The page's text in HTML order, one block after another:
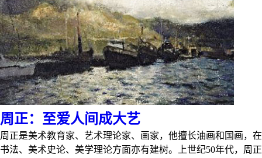
周正：至爱人间成大艺
周正是美术教育家、艺术理论家、画家，他擅长油画和国画，在
书法、美术史论、美学理论方面亦有建树。上世纪50年代，周正